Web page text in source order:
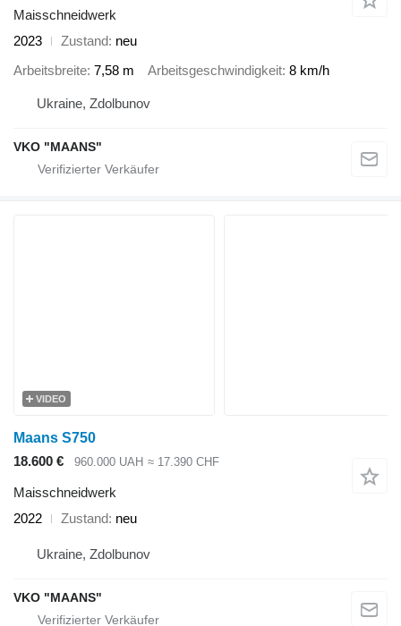
Maisschneidwerk
2023
Zustand neu
Arbeitsbreite 7,58 m Arbeitsgeschwindigkeit 8 km/h
Ukraine, Zdolbunov
VKO "MAANS"
VIDEO
Maans S750
18.600 €
960.000 UAH ≈ 17.390 CHF
Maisschneidwerk
2022
Zustand neu
Ukraine, Zdolbunov
VKO "MAANS"